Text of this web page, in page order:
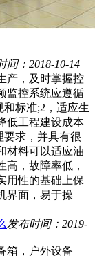
间：2018-10-14
产，及时掌握控
监控系统应遵循
和标准;2，适应生
低工程建设成本
要求，并具有很
材料可以适应油
高，故障率低，
用性的基础上保
界面，易于操
发布时间：2019-
箱，户外设备